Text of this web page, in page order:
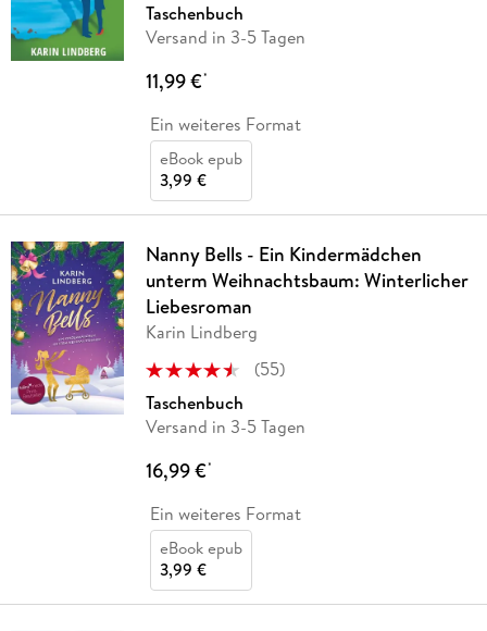
Taschenbuch
Versand in 3-5 Tagen
11,99 €*
Ein weiteres Format
eBook epub
3,99 €
Nanny Bells - Ein Kindermädchen
unterm Weihnachtsbaum: Winterlicher
Liebesroman
Karin Lindberg
(55)
Taschenbuch
Versand in 3-5 Tagen
16,99 €*
Ein weiteres Format
eBook epub
3,99 €